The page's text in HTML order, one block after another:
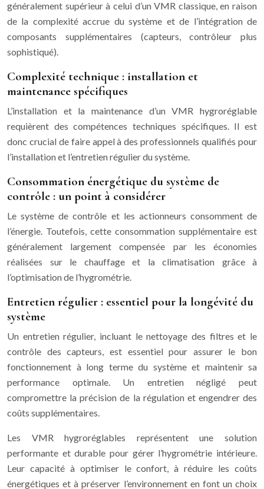
généralement supérieur à celui d’un VMR classique, en raison
de la complexité accrue du système et de l’intégration de
composants supplémentaires (capteurs, contrôleur plus
sophistiqué).
Complexité technique : installation et
maintenance spécifiques
L’installation et la maintenance d’un VMR hygroréglable
requièrent des compétences techniques spécifiques. Il est
donc crucial de faire appel à des professionnels qualifiés pour
l’installation et l’entretien régulier du système.
Consommation énergétique du système de
contrôle : un point à considérer
Le système de contrôle et les actionneurs consomment de
l’énergie. Toutefois, cette consommation supplémentaire est
généralement largement compensée par les économies
réalisées sur le chauffage et la climatisation grâce à
l’optimisation de l’hygrométrie.
Entretien régulier : essentiel pour la longévité du
système
Un entretien régulier, incluant le nettoyage des filtres et le
contrôle des capteurs, est essentiel pour assurer le bon
fonctionnement à long terme du système et maintenir sa
performance optimale. Un entretien négligé peut
compromettre la précision de la régulation et engendrer des
coûts supplémentaires.
Les VMR hygroréglables représentent une solution
performante et durable pour gérer l’hygrométrie intérieure.
Leur capacité à optimiser le confort, à réduire les coûts
énergétiques et à préserver l’environnement en font un choix